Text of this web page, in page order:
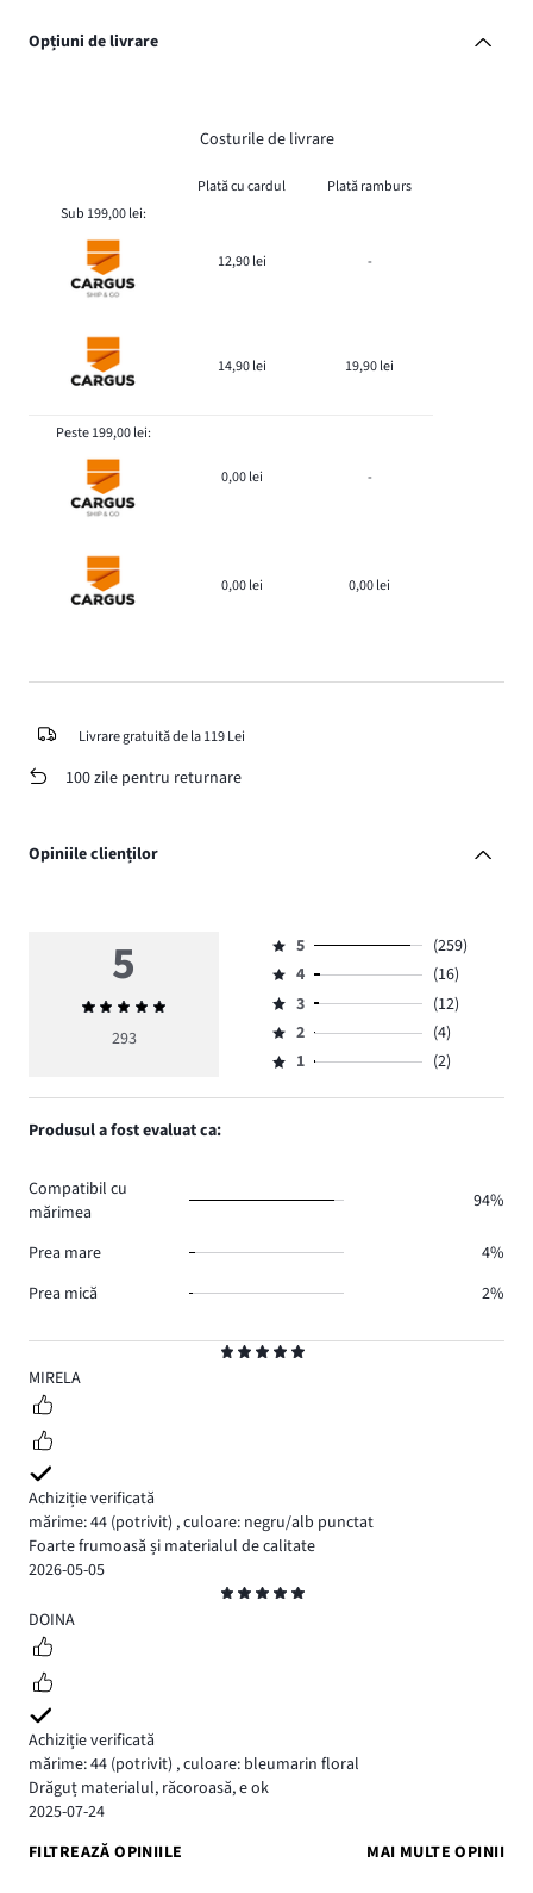
Opțiuni de livrare
Costurile de livrare
Plată cu cardul
Plată ramburs
Sub 199,00 lei:
12,90 lei -
14,90 lei 19,90 lei
Peste 199,00 lei:
0,00 lei -
0,00 lei 0,00 lei
Livrare gratuită de la 119 Lei
100 zile pentru returnare
Opiniile clienților
5
MIRELA
Achiziție verificată
mărime: 44 (potrivit) ,culoare: negru/alb punctat
Foarte frumoasă și materialul de calitate
2026-05-05
5
DOINA
Achiziție verificată
mărime: 44 (potrivit) ,culoare: bleumarin floral
Drăguț materialul, răcoroasă, e ok
2025-07-24
FILTREAZĂ OPINIILE
MAI MULTE OPINII
5
Evaluarea
medie
293
Evaluare
5,
numărul
de
voturi
259.
5
(259)
Evaluare
4,
numărul
de
16.
4
(16)
Evaluare
3,
numărul
3
(12)
Evaluare
2,
2
(4)
Evaluare
1,
1 (2)
Produsul a fost evaluat ca:
Compatibil cu
mărimea
94%
Prea mare
4%
Prea mică
2%